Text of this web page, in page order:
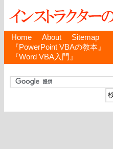
Home About Sitemap
『PowerPoint VBAの教本』
『Word VBA入門』